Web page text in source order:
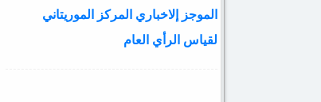
الموجز إلاخباري المركز الموريتاني
لقياس الرأي العام